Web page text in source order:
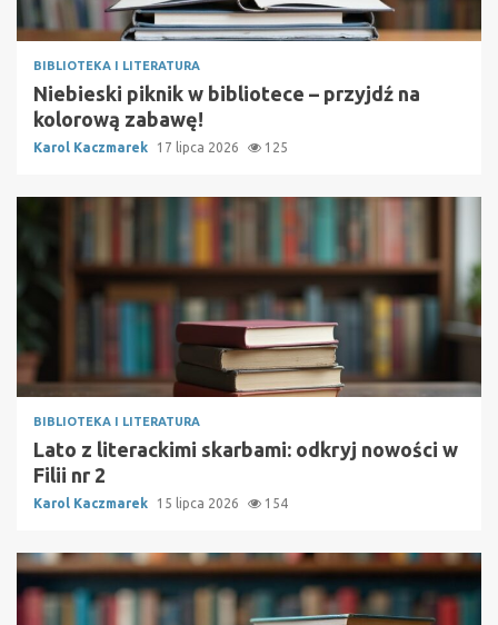
BIBLIOTEKA I LITERATURA
Niebieski piknik w bibliotece – przyjdź na
kolorową zabawę!
Karol Kaczmarek 17 lipca 2026 125
BIBLIOTEKA I LITERATURA
Lato z literackimi skarbami: odkryj nowości w
Filii nr 2
Karol Kaczmarek 15 lipca 2026 154